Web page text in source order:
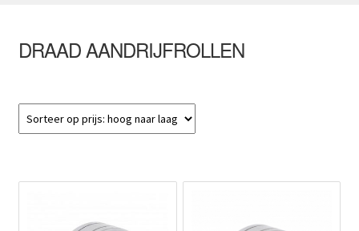
Contact
DRAAD AANDRIJFROLLEN